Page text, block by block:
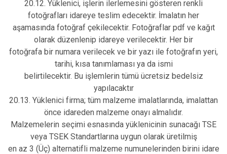
20.12. Yüklenici, işlerin ilerlemesini gösteren renkli
fotoğrafları idareye teslim edecektir. İmalatın her
aşamasında fotoğraf çekilecektir. Fotoğraflar pdf ve kağıt
olarak düzenlenip idareye verilecektir. Her bir
fotoğrafa bir numara verilecek ve bir yazı ile fotoğrafın yeri,
tarihi, kısa tanımlaması ya da ismi
belirtilecektir. Bu işlemlerin tümü ücretsiz bedelsiz
yapılacaktır
20.13. Yüklenici firma; tüm malzeme imalatlarında, imalattan
önce idareden malzeme onayı almalıdır.
Malzemelerin seçimi esnasında yüklenicinin sunacağı TSE
veya TSEK Standartlarına uygun olarak üretilmiş
en az 3 (Üç) alternatifli malzeme numunelerinden birini idare